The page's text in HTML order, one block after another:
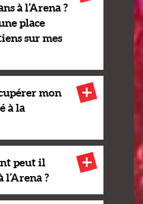
à l’Arena ?
place
sur mes
mon
à la
peut il
?